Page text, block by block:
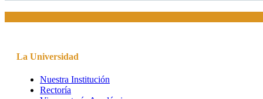
La Universidad
Nuestra Institución
Rectoría